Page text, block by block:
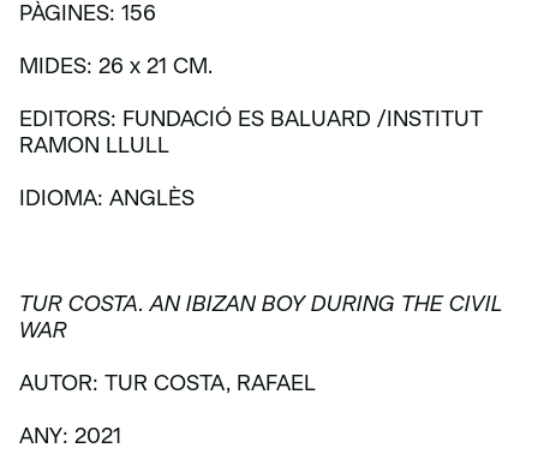
PÀGINES: 156
MIDES: 26 x 21 CM.
EDITORS: FUNDACIÓ ES BALUARD /INSTITUT
RAMON LLULL
IDIOMA: ANGLÈS
TUR COSTA. AN IBIZAN BOY DURING THE CIVIL
WAR
AUTOR: TUR COSTA, RAFAEL
ANY: 2021